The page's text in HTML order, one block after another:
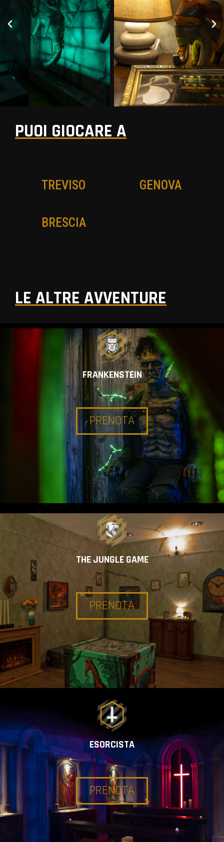
PUOI GIOCARE A
TREVISO
BRESCIA
GENOVA
LE ALTRE AVVENTURE
FRANKENSTEIN
PRENOTA
THE JUNGLE GAME
PRENOTA
ESORCISTA
PRENOTA